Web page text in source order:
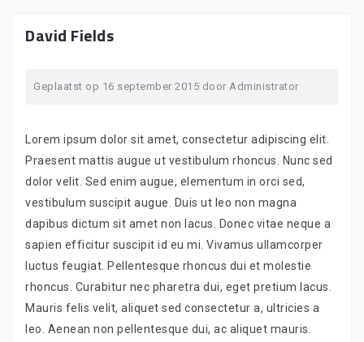
David Fields
Geplaatst op 16 september 2015 door Administrator
Lorem ipsum dolor sit amet, consectetur adipiscing elit.
Praesent mattis augue ut vestibulum rhoncus. Nunc sed
dolor velit. Sed enim augue, elementum in orci sed,
vestibulum suscipit augue. Duis ut leo non magna
dapibus dictum sit amet non lacus. Donec vitae neque a
sapien efficitur suscipit id eu mi. Vivamus ullamcorper
luctus feugiat. Pellentesque rhoncus dui et molestie
rhoncus. Curabitur nec pharetra dui, eget pretium lacus.
Mauris felis velit, aliquet sed consectetur a, ultricies a
leo. Aenean non pellentesque dui, ac aliquet mauris.